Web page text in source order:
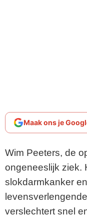
Maak ons je
Wim Peeters, de
ongeneeslijk ziek.
slokdarmkanker
verslechtert snel